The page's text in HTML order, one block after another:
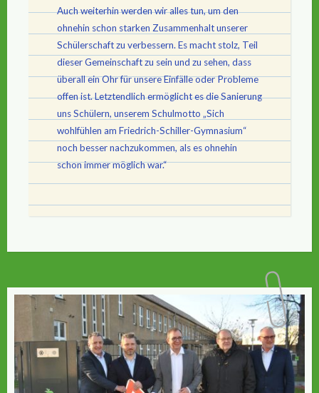
Auch weiterhin werden wir alles tun, um den
ohnehin schon starken Zusammenhalt unserer
Schülerschaft zu verbessern. Es macht stolz, Teil
dieser Gemeinschaft zu sein und zu sehen, dass
überall ein Ohr für unsere Einfälle oder Probleme
offen ist. Letztendlich ermöglicht es die Sanierung
uns Schülern, unserem Schulmotto „Sich
wohlfühlen am Friedrich-Schiller-Gymnasium“
noch besser nachzukommen, als es ohnehin
schon immer möglich war.“